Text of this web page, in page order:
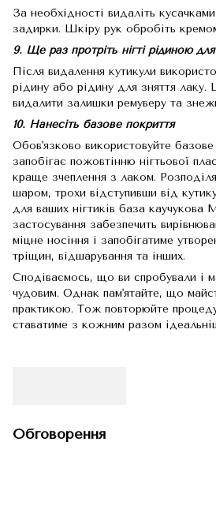
За необхідності видаліть
задирки. Шкіру рук обробіть
9. Ще раз протріть нігті рідиною
Після видалення кутикули
рідину або рідину для зняття
видалити залишки ремуверу та
10. Нанесіть базове покриття
Обов'язково використовуйте базове
запобігає пожовтінню нігтьової
краще зчеплення з лаком.
шаром, трохи відступивши від
для ваших нігтиків база каучукова
застосування забезпечить
міцне носіння і запобігатиме
тріщин, відшарування та інших.
Сподіваємось, що ви спробували і
чудовим. Однак пам'ятайте, що
практикою. Тож повторюйте
ставатиме з кожним разом
Обговорення